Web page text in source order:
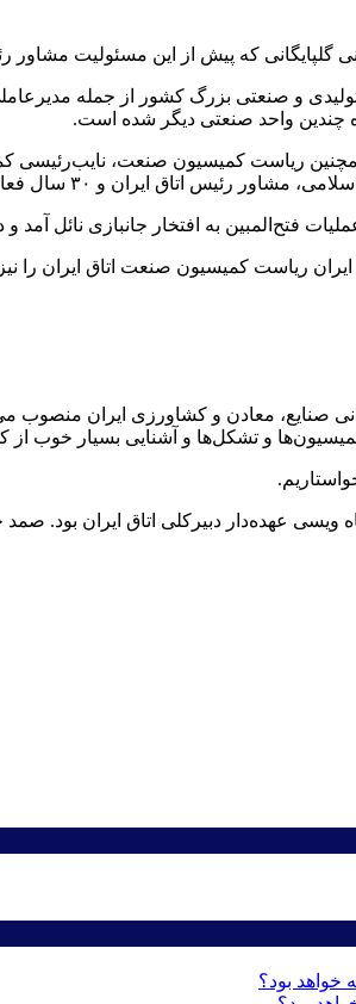
که پیش از این مسئولیت مشاور
وارد عرصه مدیریت واحدهای تولیدی و صنعتی بزرگ
واحد صنعتی دیگر شده است.
ریاست کمیسیون صنعت، نایب‌رئیسی
اقتصادی از مهم‌ترین سوابق دبیرکل جدید اتاق ایران است.
فتح‌المبین به افتخار جانبازی نائل
ریاست کمیسیون صنعت اتاق ایران را
صنایع، معادن و کشاورزی ایران منصوب
و تشکل‌ها و آشنایی بسیار خوب از
ویسی عهده‌دار دبیرکلی اتاق ایران بود.